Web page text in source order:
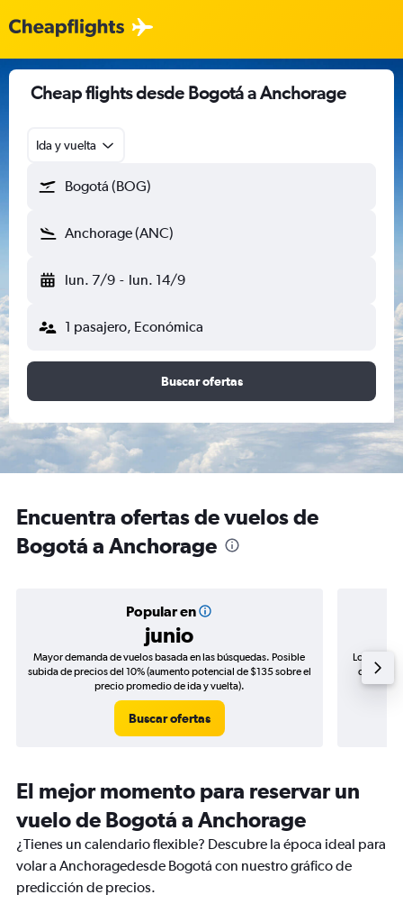
Cheap flights desde Bogotá a Anchorage
Ida y vuelta
Bogotá (BOG)
Anchorage (ANC)
lun. 7/9 - lun. 14/9
1 pasajero, Económica
Buscar ofertas
Encuentra ofertas de vuelos de
Bogotá a Anchorage
Popular en
junio
Mayor demanda de vuelos basada en las búsquedas. Posible
subida de precios del 10% (aumento potencial de $135 sobre el
precio promedio de ida y vuelta).
Buscar ofertas
Los
de
El mejor momento para reservar un
vuelo de Bogotá a Anchorage
¿Tienes un calendario flexible? Descubre la época ideal para
volar a Anchoragedesde Bogotá con nuestro gráfico de
predicción de precios.